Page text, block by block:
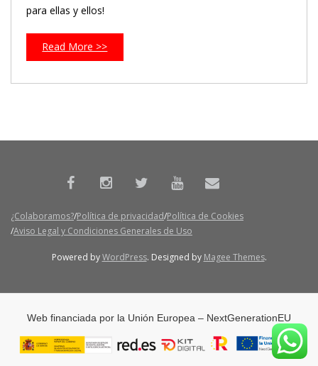
para ellas y ellos!
Read More >>
¿Colaboramos? Política de privacidad Política de Cookies
Aviso Legal y Condiciones Generales de Uso
Powered byWordPress. Designed by Magee Themes.
Web financiada por la Unión Europea – NextGenerationEU